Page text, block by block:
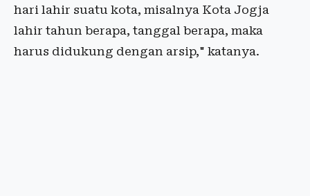
hari lahir suatu kota, misalnya Kota Jogja
lahir tahun berapa, tanggal berapa, maka
harus didukung dengan arsip," katanya.